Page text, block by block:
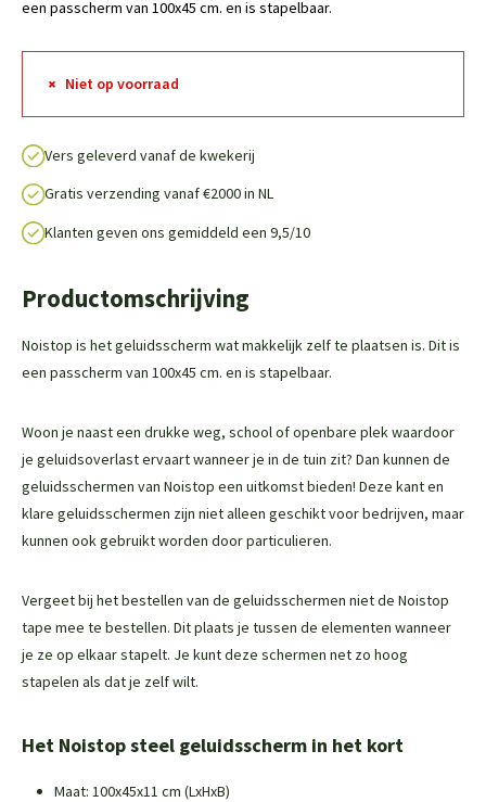
een passcherm van 100x45 cm. en is stapelbaar.
Niet op voorraad
Vers geleverd vanaf de kwekerij
Gratis verzending vanaf €2000 in NL
Klanten geven ons gemiddeld een 9,5/10
Productomschrijving
Noistop is het geluidsscherm wat makkelijk zelf te plaatsen is. Dit is
een passcherm van 100x45 cm. en is stapelbaar.
Woon je naast een drukke weg, school of openbare plek waardoor
je geluidsoverlast ervaart wanneer je in de tuin zit? Dan kunnen de
geluidsschermen van Noistop een uitkomst bieden! Deze kant en
klare geluidsschermen zijn niet alleen geschikt voor bedrijven, maar
kunnen ook gebruikt worden door particulieren.
Vergeet bij het bestellen van de geluidsschermen niet de Noistop
tape mee te bestellen. Dit plaats je tussen de elementen wanneer
je ze op elkaar stapelt. Je kunt deze schermen net zo hoog
stapelen als dat je zelf wilt.
Het Noistop steel geluidsscherm in het kort
Maat: 100x45x11 cm (LxHxB)